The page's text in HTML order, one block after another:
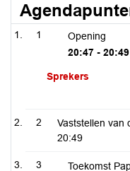
1
Opening
20:47 - 20:49
Sprekers
2
Vaststellen van
20:49
3
Toekomst